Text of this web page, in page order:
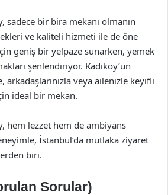
sadece bir bira mekanı olmanın
ve kaliteli hizmeti ile de öne
geniş bir yelpaze sunarken, yemek
şenlendiriyor. Kadıköy’ün
veya ailenizle keyifli
ideal bir mekan.
hem lezzet hem de ambiyans
İstanbul’da mutlaka ziyaret
biri.
Sorular)